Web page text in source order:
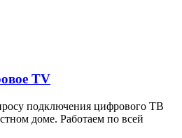
TV
подключения цифрового ТВ
доме. Работаем по всей